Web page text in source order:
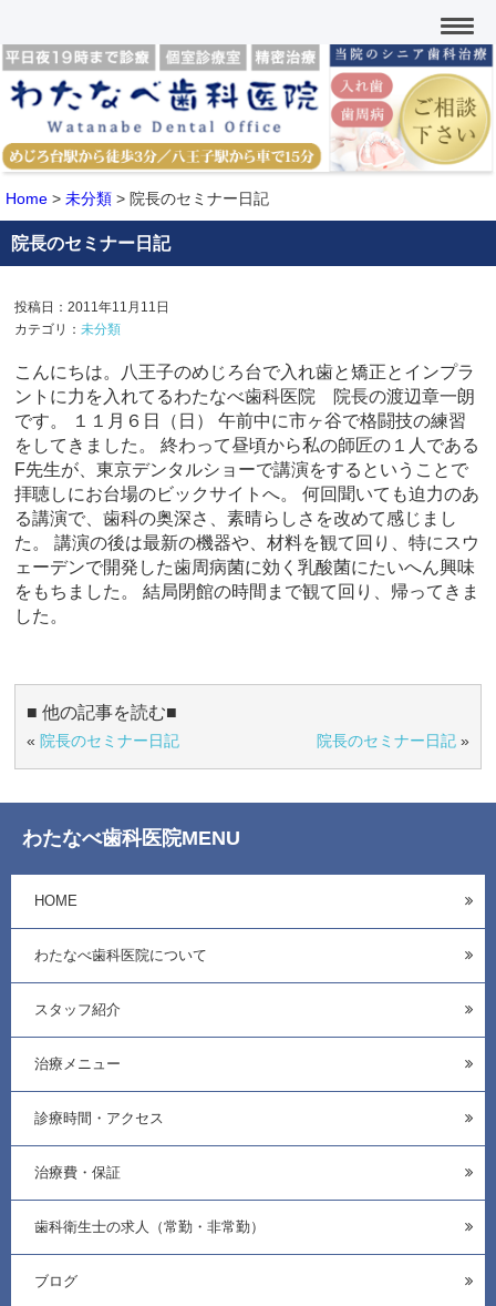
Home > 未分類 > 院長のセミナー日記
院長のセミナー日記
投稿日：2011年11月11日
カテゴリ：未分類
こんにちは。八王子のめじろ台で入れ歯と矯正とインプラ
ントに力を入れてるわたなべ歯科医院 院長の渡辺章一朗
です。 １１月６日（日） 午前中に市ヶ谷で格闘技の練習
をしてきました。 終わって昼頃から私の師匠の１人である
F先生が、東京デンタルショーで講演をするということで
拝聴しにお台場のビックサイトへ。 何回聞いても迫力のあ
る講演で、歯科の奥深さ、素晴らしさを改めて感じまし
た。 講演の後は最新の機器や、材料を観て回り、特にスウ
ェーデンで開発した歯周病菌に効く乳酸菌にたいへん興味
をもちました。 結局閉館の時間まで観て回り、帰ってきま
した。
■ 他の記事を読む■
« 院長のセミナー日記 院長のセミナー日記»
わたなべ歯科医院MENU
HOME
わたなべ歯科医院について
スタッフ紹介
治療メニュー
診療時間・アクセス
治療費・保証
歯科衛生士の求人（常勤・非常勤）
ブログ